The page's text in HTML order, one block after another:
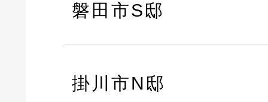
磐田市S邸
掛川市N邸